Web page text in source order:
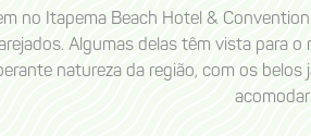
no Itapema Beach Hotel &
Algumas delas têm vista para
natureza da região, com os